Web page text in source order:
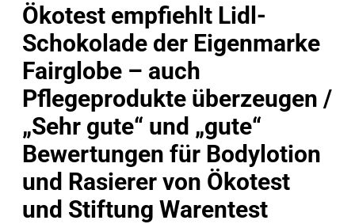
Ökotest empfiehlt Lidl-
Schokolade der Eigenmarke
Fairglobe – auch
Pflegeprodukte überzeugen /
„Sehr gute“ und „gute“
Bewertungen für Bodylotion
und Rasierer von Ökotest
und Stiftung Warentest